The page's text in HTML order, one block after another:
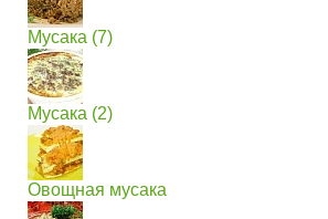
Мусака (7)
Мусака (2)
Овощная мусака